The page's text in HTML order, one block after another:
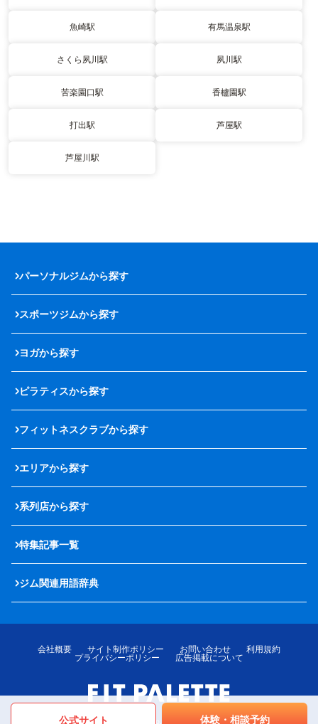
魚崎駅 有馬温泉駅
さくら夙川駅 夙川駅
苦楽園口駅 香櫨園駅
打出駅 芦屋駅
芦屋川駅
公式サイト 体験・相談予約
パーソナルジムから探す
スポーツジムから探す
ヨガから探す
ピラティスから探す
フィットネスクラブから探す
エリアから探す
系列店から探す
特集記事一覧
ジム関連用語辞典
会社概要 サイト制作ポリシー お問い合わせ
利用規約
プライバシーポリシー
広告掲載について
© LOTTE MediPalette Co.,Ltd. All rights reserved.